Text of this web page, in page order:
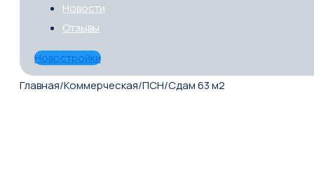
Новости
Отзывы
Новостройки
Главная/Коммерческая/ПСН/Сдам 63 м2